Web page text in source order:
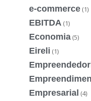
e-commerce (1)
EBITDA (1)
Economia (5)
Eireli (1)
Empresarial (4)